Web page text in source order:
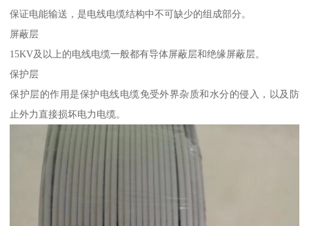
保证电能输送，是电线电缆结构中不可缺少的组成部分。
屏蔽层
15KV及以上的电线电缆一般都有导体屏蔽层和绝缘屏蔽层。
保护层
保护层的作用是保护电线电缆免受外界杂质和水分的侵入，以及防
止外力直接损坏电力电缆。